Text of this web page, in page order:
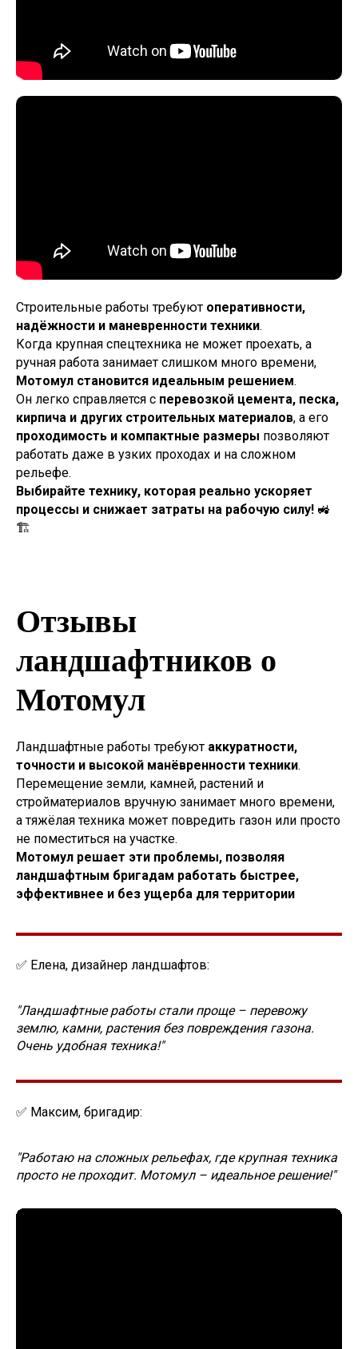
Строительные работы требуют оперативности,
надёжности и маневренности техники.
Когда крупная спецтехника не может проехать, а
ручная работа занимает слишком много времени,
Мотомул становится идеальным решением.
Он легко справляется с перевозкой цемента, песка,
кирпича и других строительных материалов, а его
проходимость и компактные размеры позволяют
работать даже в узких проходах и на сложном
рельефе.
Выбирайте технику, которая реально ускоряет
процессы и снижает затраты на рабочую силу! 🚜
🏗
Отзывы
ландшафтников о
Мотомул
Ландшафтные работы требуют аккуратности,
точности и высокой манёвренности техники.
Перемещение земли, камней, растений и
стройматериалов вручную занимает много времени,
а тяжёлая техника может повредить газон или просто
не поместиться на участке.
Мотомул решает эти проблемы, позволяя
ландшафтным бригадам работать быстрее,
эффективнее и без ущерба для территории
✅ Елена, дизайнер ландшафтов:
"Ландшафтные работы стали проще – перевожу
землю, камни, растения без повреждения газона.
Очень удобная техника!"
✅ Максим, бригадир:
"Работаю на сложных рельефах, где крупная техника
просто не проходит. Мотомул – идеальное решение!"